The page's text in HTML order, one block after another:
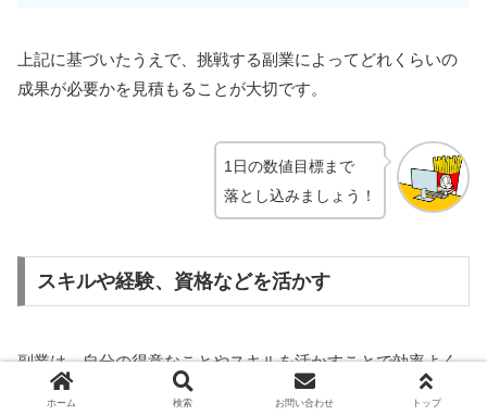
上記に基づいたうえで、挑戦する副業によってどれくらいの
成果が必要かを見積もることが大切です。
1日の数値目標まで
落とし込みましょう！
スキルや経験、資格などを活かす
副業は、自分の得意なことやスキルを活かすことで効率よく
稼ぐことが可能です。
ホーム 検索 お問い合わせ トップ